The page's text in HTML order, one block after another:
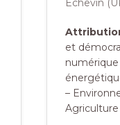
Echevin
et
–